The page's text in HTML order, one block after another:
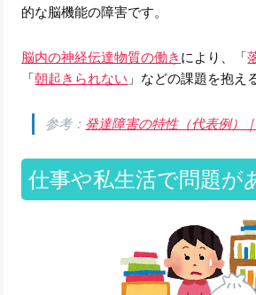
的な脳機能の障害です。
脳内の神経伝達物質の働き により、「
「朝起きられない 」などの課題を抱え
参考： 発達障害の特性（代表例）
仕事や私生活で問題が